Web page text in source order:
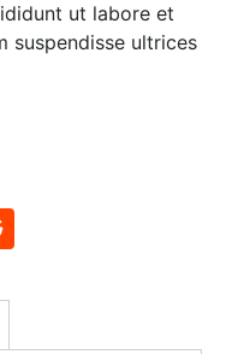
ut labore et
suspendisse ultrices